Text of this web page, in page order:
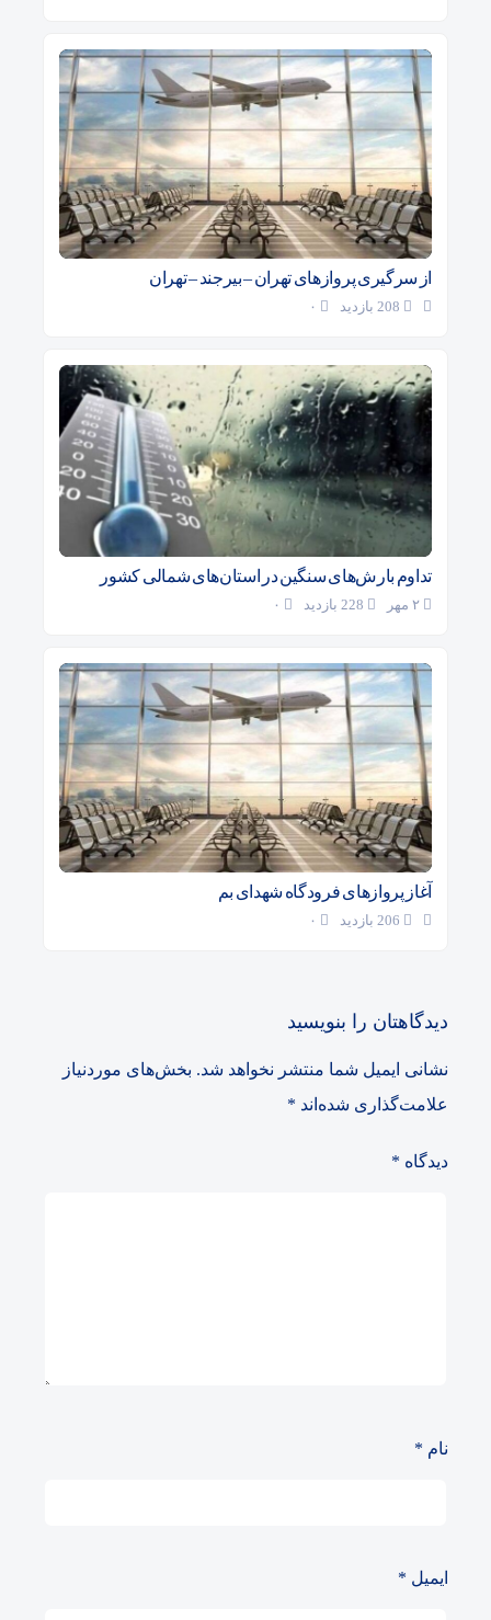
از سرگیری پروازهای تهران – بیرجند – تهران
۰
تداوم بارش‌های سنگین در استان‌های شمالی کشور
۰
آغاز پروازهای فرودگاه شهدای بم
۰
دیدگاهتان را بنویسید
نشانی ایمیل شما منتشر نخواهد شد. بخش‌های موردنیاز
علامت‌گذاری شده‌اند *
دیدگاه *
نام *
ایمیل *